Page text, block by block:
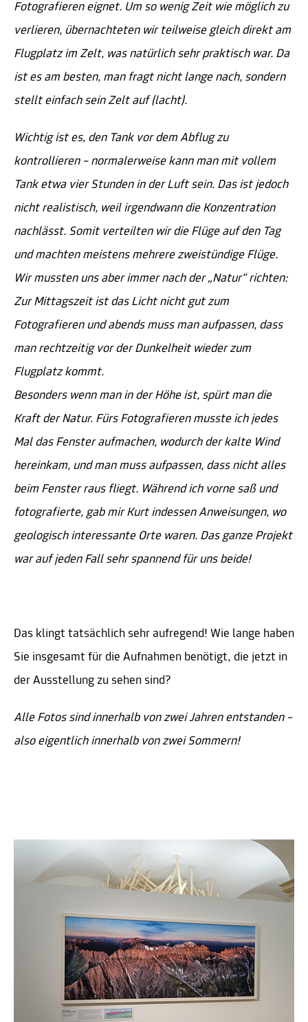
Fotografieren eignet. Um so wenig Zeit wie möglich zu
verlieren, übernachteten wir teilweise gleich direkt am
Flugplatz im Zelt, was natürlich sehr praktisch war. Da
ist es am besten, man fragt nicht lange nach, sondern
stellt einfach sein Zelt auf (lacht).
Wichtig ist es, den Tank vor dem Abflug zu
kontrollieren – normalerweise kann man mit vollem
Tank etwa vier Stunden in der Luft sein. Das ist jedoch
nicht realistisch, weil irgendwann die Konzentration
nachlässt. Somit verteilten wir die Flüge auf den Tag
und machten meistens mehrere zweistündige Flüge.
Wir mussten uns aber immer nach der „Natur“ richten:
Zur Mittagszeit ist das Licht nicht gut zum
Fotografieren und abends muss man aufpassen, dass
man rechtzeitig vor der Dunkelheit wieder zum
Flugplatz kommt.
Besonders wenn man in der Höhe ist, spürt man die
Kraft der Natur. Fürs Fotografieren musste ich jedes
Mal das Fenster aufmachen, wodurch der kalte Wind
hereinkam, und man muss aufpassen, dass nicht alles
beim Fenster raus fliegt. Während ich vorne saß und
fotografierte, gab mir Kurt indessen Anweisungen, wo
geologisch interessante Orte waren. Das ganze Projekt
war auf jeden Fall sehr spannend für uns beide!
Das klingt tatsächlich sehr aufregend! Wie lange haben
Sie insgesamt für die Aufnahmen benötigt, die jetzt in
der Ausstellung zu sehen sind?
Alle Fotos sind innerhalb von zwei Jahren entstanden –
also eigentlich innerhalb von zwei Sommern!